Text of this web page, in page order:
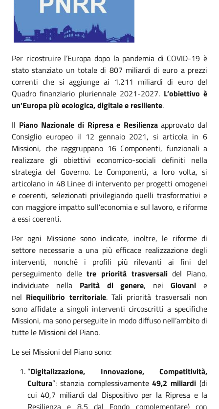
Per ricostruire l’Europa dopo la pandemia di COVID-19 è
stato stanziato un totale di 807 miliardi di euro a prezzi
correnti che si aggiunge ai 1.211 miliardi di euro del
Quadro finanziario pluriennale 2021-2027. L’obiettivo è
un’Europa più ecologica, digitale e resiliente.
Il Piano Nazionale di Ripresa e Resilienzaapprovato dal
Consiglio europeo il 12 gennaio 2021, si articola in 6
Missioni, che raggruppano 16 Componenti, funzionali a
realizzare gli obiettivi economico-sociali definiti nella
strategia del Governo. Le Componenti, a loro volta, si
articolano in 48 Linee di intervento per progetti omogenei
e coerenti, selezionati privilegiando quelli trasformativi e
con maggiore impatto sull’economia e sul lavoro, e riforme
a essi coerenti.
Per ogni Missione sono indicate, inoltre, le riforme di
settore necessarie a una più efficace realizzazione degli
interventi, nonché i profili più rilevanti ai fini del
perseguimento delletre priorità trasversalidel Piano,
individuate nella Parità di genere, neiGiovanie
nel Riequilibrio territoriale. Tali priorità trasversali non
sono affidate a singoli interventi circoscritti a specifiche
Missioni, ma sono perseguite in modo diffuso nell’ambito di
tutte le Missioni del Piano.
Le sei Missioni del Piano sono:
“Digitalizzazione, Innovazione, Competitività,
Cultura”: stanzia complessivamente49,2 miliardi(di
cui 40,7 miliardi dal Dispositivo per la Ripresa e la
Resilienza e 8,5 dal Fondo complementare) con